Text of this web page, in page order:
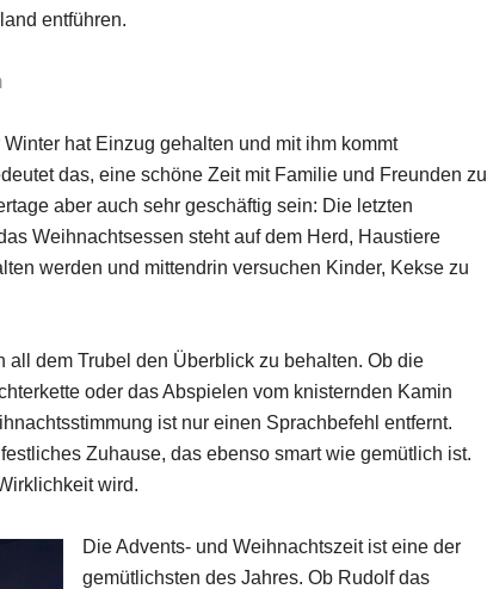
entführen.
hat Einzug gehalten und mit ihm kommt
das, eine schöne Zeit mit Familie und Freunden zu
aber auch sehr geschäftig sein: Die letzten
Weihnachtsessen steht auf dem Herd, Haustiere
werden und mittendrin versuchen Kinder, Kekse zu
all dem Trubel den Überblick zu behalten. Ob die
oder das Abspielen vom knisternden Kamin
ist nur einen Sprachbefehl entfernt.
Zuhause, das ebenso smart wie gemütlich ist.
wird.
Die Advents- und Weihnachtszeit ist eine der
gemütlichsten des Jahres. Ob Rudolf das